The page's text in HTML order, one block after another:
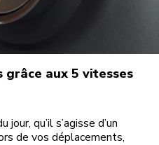
grâce aux 5 vitesses
qu’il s’agisse d’un
de vos déplacements,